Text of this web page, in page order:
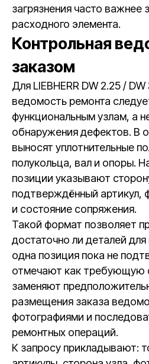
загрязнения часто важнее
расходного элемента.
Контрольная
заказом
Для LIEBHERR DW 2.25 /
ведомость ремонта
функциональным узлам, а
обнаружения дефектов. В
выносят уплотнительные
полукольца, вал и опоры.
позиции указывают
подтверждённый артикул,
и состояние сопряжения.
Такой формат позволяет
достаточно ли деталей
одна позиция пока не
отмечают как требующую
заменяют
размещения заказа
фотографиями и
ремонтных операций.
К запросу прикладывают: